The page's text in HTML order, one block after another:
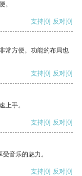
。
支持[0] 反对[0]
常方便。功能的布局也
支持[0] 反对[0]
上手。
支持[0] 反对[0]
音乐的魅力。
支持[0] 反对[0]